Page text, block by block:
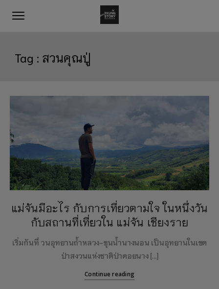
Tag : สวนคุณปู่
แม่จันมีอะไร กับการเที่ยวตามใจ ในหนึ่งวัน
กับสถานที่เที่ยวใน แม่จัน เชียงราย
เริ่มกันที่ วนอุทยานถ้ำหลวง-ขุนน้ำนางนอน เป็นอุทยานในเขต
ป่าสงวนแห่งชาติป่าดอยนาง […]
Continue reading